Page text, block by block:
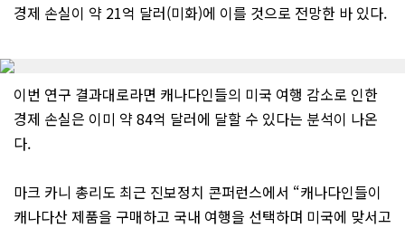
경제 손실이 약 21억 달러(미화)에 이를 것으로 전망한 바 있다.
이번 연구 결과대로라면 캐나다인들의 미국 여행 감소로 인한
경제 손실은 이미 약 84억 달러에 달할 수 있다는 분석이 나온
다.
마크 카니 총리도 최근 진보정치 콘퍼런스에서 “캐나다인들이
캐나다산 제품을 구매하고 국내 여행을 선택하며 미국에 맞서고